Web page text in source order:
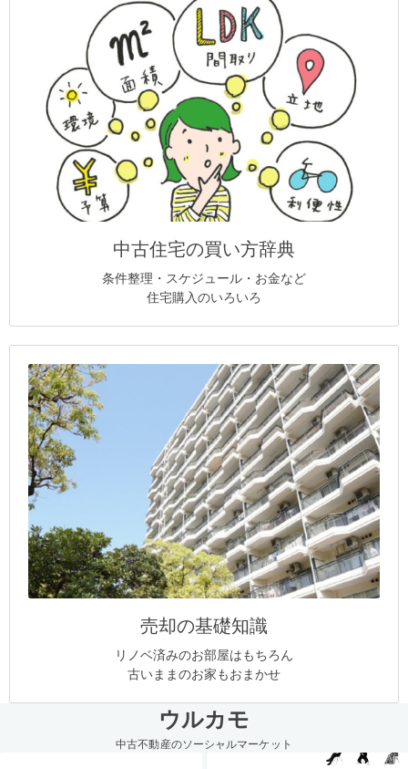
中古住宅の買い方辞典
条件整理・スケジュール・お金など
住宅購入のいろいろ
売却の基礎知識
リノベ済みのお部屋はもちろん
古いままのお家もおまかせ
ウルカモ
中古不動産のソーシャルマーケット